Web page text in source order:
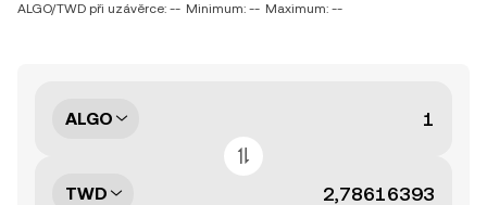
ALGO/TWD při uzávěrce: -- Minimum: -- Maximum: --
ALGO
TWD